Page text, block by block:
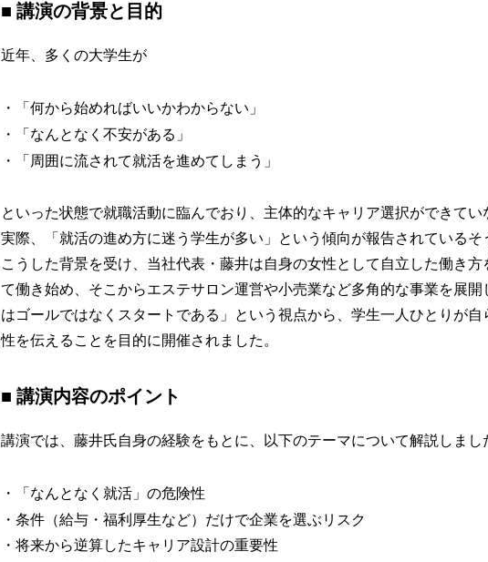
■ 講演の背景と目的
近年、多くの大学生が
・「何から始めればいいかわからない」
・「なんとなく不安がある」
・「周囲に流されて就活を進めてしまう」
といった状態で就職活動に臨んでおり、主体的なキャリア選択ができてい
実際、「就活の進め方に迷う学生が多い」という傾向が報告されているそ
こうした背景を受け、当社代表・藤井は自身の女性として自立した働き方
て働き始め、そこからエステサロン運営や小売業など多角的な事業を展
はゴールではなくスタートである」という視点から、学生一人ひとりが
性を伝えることを目的に開催されました。
■ 講演内容のポイント
講演では、藤井氏自身の経験をもとに、以下のテーマについて解説しまし
・「なんとなく就活」の危険性
・条件（給与・福利厚生など）だけで企業を選ぶリスク
・将来から逆算したキャリア設計の重要性